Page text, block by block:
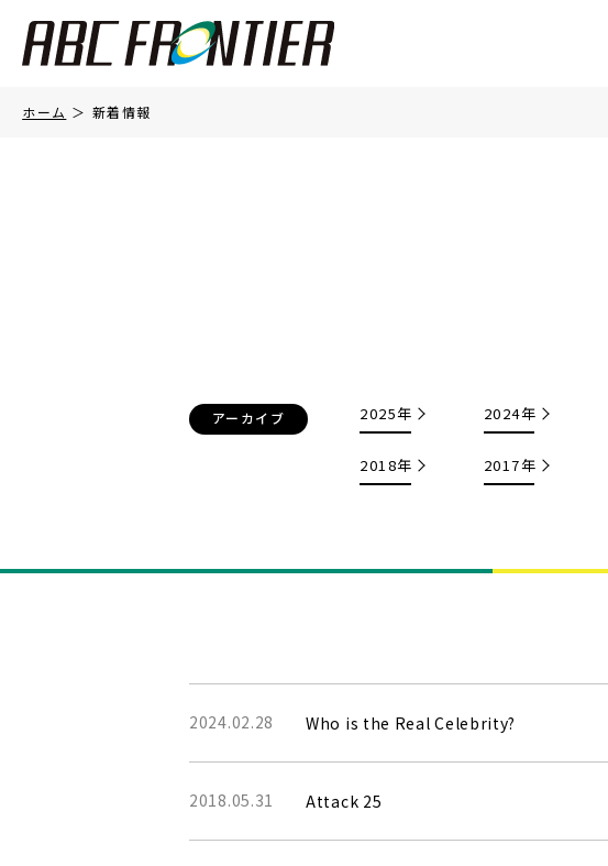
ホーム 新着情報
アーカイブ 2025年 2024年
2018年 2017年
2024.02.28 Who is the Real Celebrity?
2018.05.31 Attack 25